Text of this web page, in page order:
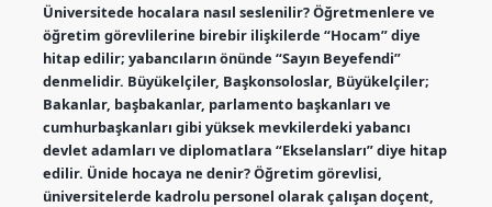
Üniversitede hocalara nasıl seslenilir? Öğretmenlere ve
öğretim görevlilerine birebir ilişkilerde “Hocam” diye
hitap edilir; yabancıların önünde “Sayın Beyefendi”
denmelidir. Büyükelçiler, Başkonsoloslar, Büyükelçiler;
Bakanlar, başbakanlar, parlamento başkanları ve
cumhurbaşkanları gibi yüksek mevkilerdeki yabancı
devlet adamları ve diplomatlara “Ekselansları” diye hitap
edilir. Ünide hocaya ne denir? Öğretim görevlisi,
üniversitelerde kadrolu personel olarak çalışan doçent,